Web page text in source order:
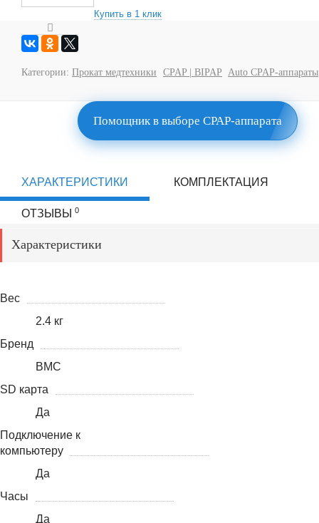
Категории: Прокат медтехники CPAP | BIPAP Auto CPAP-аппараты
Помощник в выборе CPAP-аппарата
ХАРАКТЕРИСТИКИ КОМПЛЕКТАЦИЯ
ОТЗЫВЫ 0
Характеристики
Вес
2.4 кг
Бренд
BMC
SD карта
Да
Подключение к
компьютеру
Да
Часы
Да